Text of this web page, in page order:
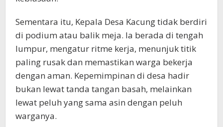
Sementara itu, Kepala Desa Kacung tidak berdiri
di podium atau balik meja. Ia berada di tengah
lumpur, mengatur ritme kerja, menunjuk titik
paling rusak dan memastikan warga bekerja
dengan aman. Kepemimpinan di desa hadir
bukan lewat tanda tangan basah, melainkan
lewat peluh yang sama asin dengan peluh
warganya.